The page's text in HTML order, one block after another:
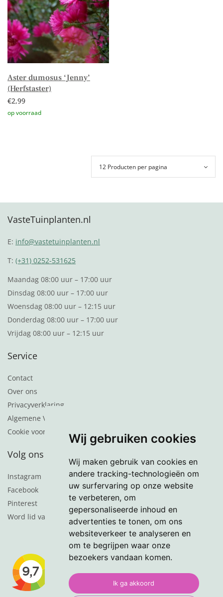
Wij gebruiken cookies
Wij maken gebruik van cookies en
andere tracking-technologieën om
uw surfervaring op onze website
te verbeteren, om
gepersonaliseerde inhoud en
advertenties te tonen, om ons
websiteverkeer te analyseren en
om te begrijpen waar onze
bezoekers vandaan komen.
Ik ga akkoord
Aster dumosus ‘Jenny’
(Herfstaster)
€2,99
VasteTuinplanten.nl
E: info@vastetuinplanten.nl
T:(+31) 0252-531625
Maandag 08:00 uur – 17:00 uur
Dinsdag 08:00 uur – 17:00 uur
Woensdag 08:00 uur – 12:15 uur
Donderdag 08:00 uur – 17:00 uur
Vrijdag 08:00 uur – 12:15 uur
Service
Contact
Over ons
Privacyverklaring
Algemene Voorwaarden
Cookie voorkeuren
Volg ons
Instagram
Facebook
Pinterest
Word lid van de nieuwsbrief